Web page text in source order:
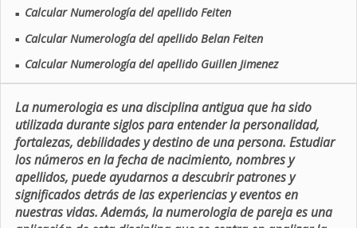
■ Calcular Numerología del apellido Feiten
■ Calcular Numerología del apellido Belan Feiten
■ Calcular Numerología del apellido Guillen Jimenez
La numerologia es una disciplina antigua que ha sido
utilizada durante siglos para entender la personalidad,
fortalezas, debilidades y destino de una persona. Estudiar
los números en la fecha de nacimiento, nombres y
apellidos, puede ayudarnos a descubrir patrones y
significados detrás de las experiencias y eventos en
nuestras vidas. Además, la numerologia de pareja es una